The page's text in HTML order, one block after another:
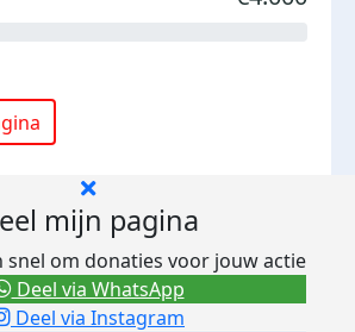
mijn pagina
snel om donaties voor jouw actie
Deel via Instagram
Deel via WhatsApp